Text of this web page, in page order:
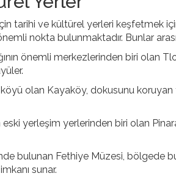
tarihi ve kültürel yerleri keşfetmek
nokta bulunmaktadır. Bunlar
önemli merkezlerinden biri olan
olan Kayaköy, dokusunu
eski yerleşim yerlerinden biri olan
bulunan Fethiye Müzesi, bölgede
sunar.